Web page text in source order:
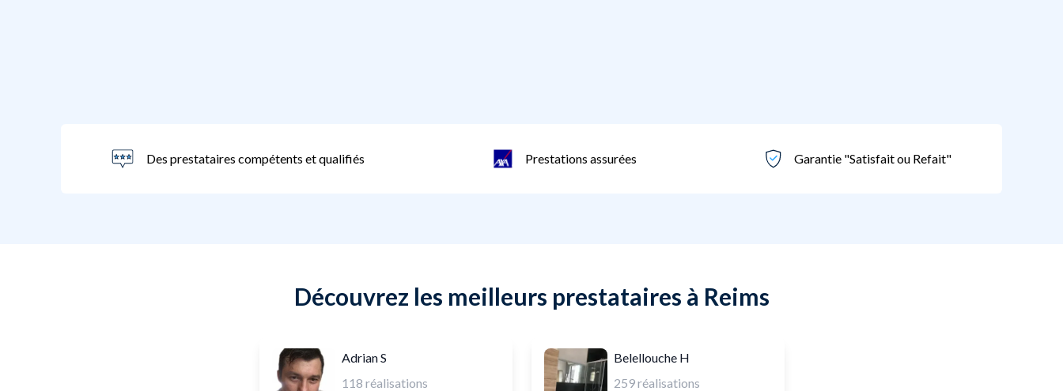
Des prestataires compétents et qualifiés Prestations assurées Garantie "Satisfait ou Refait"
Découvrez les meilleurs prestataires à Reims
Adrian S
118 réalisations
Belellouche H
259réalisations